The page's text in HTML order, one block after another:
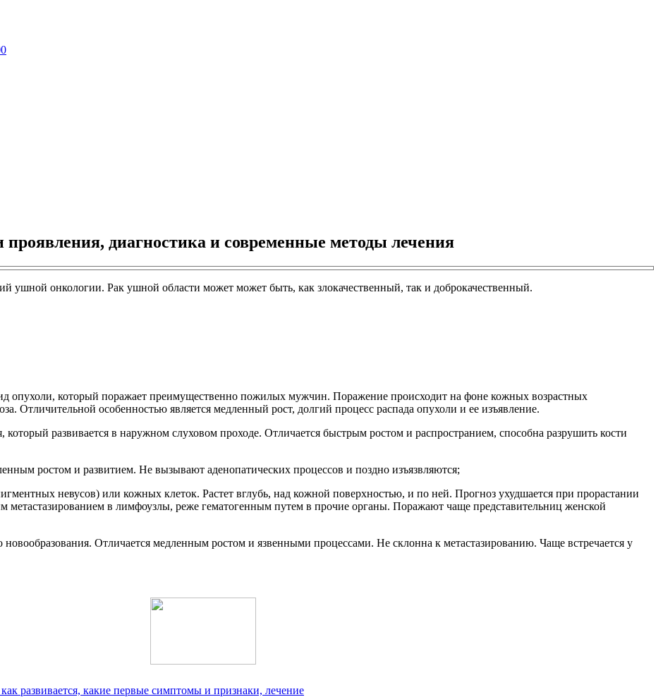
диагностика и современные методы лечения
ушной онкологии. Рак ушной области может может быть, как злокачественный, так и доброкачественный.
опухоли, который поражает преимущественно пожилых мужчин. Поражение происходит на фоне кожных возрастных
Отличительной особенностью является медленный рост, долгий процесс распада опухоли и ее изъявление.
развивается в наружном слуховом проходе. Отличается быстрым ростом и распространием, способна разрушить кости
ростом и развитием. Не вызывают аденопатических процессов и поздно изъязвляются;
невусов) или кожных клеток. Растет вглубь, над кожной поверхностью, и по ней. Прогноз ухудшается при прорастании
в лимфоузлы, реже гематогенным путем в прочие органы. Поражают чаще представительниц женской
Отличается медленным ростом и язвенными процессами. Не склонна к метастазированию. Чаще встречается у
развивается, какие первые симптомы и признаки, лечение